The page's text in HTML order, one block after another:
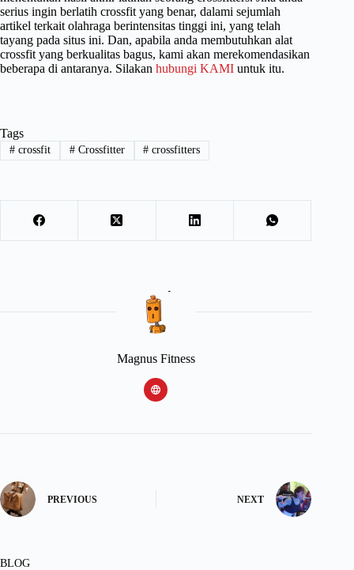
serius ingin berlatih crossfit yang benar, dalami sejumlah
artikel terkait olahraga berintensitas tinggi ini, yang telah
tayang pada situs ini. Dan, apabila anda membutuhkan alat
crossfit yang berkualitas bagus, kami akan merekomendasikan
beberapa di antaranya. Silakan hubungi KAMI untuk itu.
Tags
#crossfit #Crossfitter # crossfitters
Magnus Fitness
PREVIOUS NEXT
BLOG